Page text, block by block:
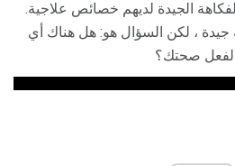
الجيدة لديهم خصائص علاجية.
، لكن السؤال هو: هل هناك أي
صحتك؟